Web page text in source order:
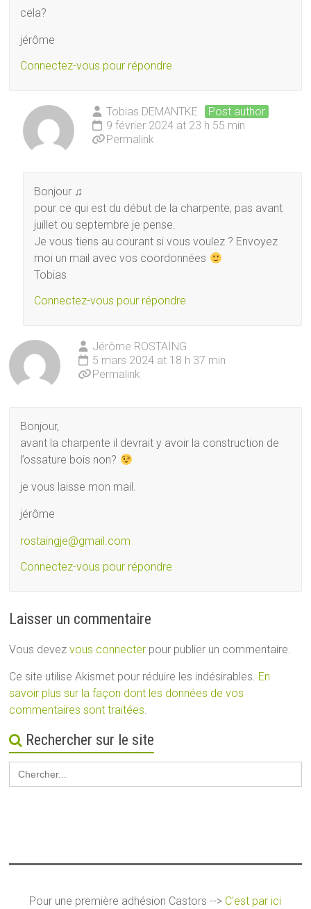
cela?
jérôme
Connectez-vous pour répondre
Tobias DEMANTKE
Post author
9 février 2024 at 23 h 55 min
Permalink
Bonjour ♫
pour ce qui est du début de la charpente, pas avant
juillet ou septembre je pense.
Je vous tiens au courant si vous voulez ? Envoyez
moi un mail avec vos coordonnées
Tobias
Connectez-vous pour répondre
Jérôme ROSTAING
5 mars 2024 at 18 h 37 min
Permalink
Bonjour,
avant la charpente il devrait y avoir la construction de
l’ossature bois non?
je vous laisse mon mail.
jérôme
rostaingje@gmail.com
Connectez-vous pour répondre
Laisser un commentaire
Vous devezvous connecter pour publier un commentaire.
Ce site utilise Akismet pour réduire les indésirables. En
savoir plus sur la façon dont les données de vos
commentaires sont traitées.
Rechercher sur le site
Search
for:
Pour une première adhésion Castors --> C'est par ici